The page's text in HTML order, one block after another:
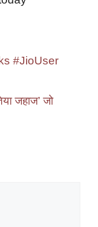
#JioUser
जहाज’ जो